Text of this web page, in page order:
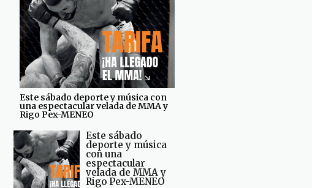
Este sábado deporte y música con
una espectacular velada de MMA y
Rigo Pex-MENEO
Este sábado
deporte y música
con una
espectacular
velada de MMA y
Rigo Pex-MENEO